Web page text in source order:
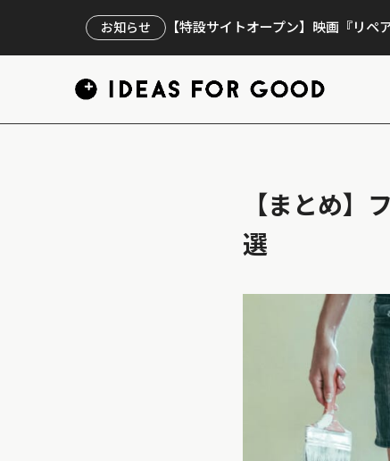
お知らせ 【特設サイトオープン】映画『リ
【まとめ】
選